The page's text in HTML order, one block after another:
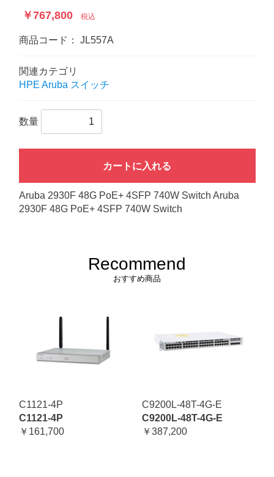
￥767,800 税込
商品コード： JL557A
関連カテゴリ
HPE Aruba スイッチ
数量
カートに入れる
Aruba 2930F 48G PoE+ 4SFP 740W Switch Aruba
2930F 48G PoE+ 4SFP 740W Switch
Recommend
おすすめ商品
C1121-4P
C1121-4P
￥161,700
C9200L-48T-4G-E
C9200L-48T-4G-E
￥387,200